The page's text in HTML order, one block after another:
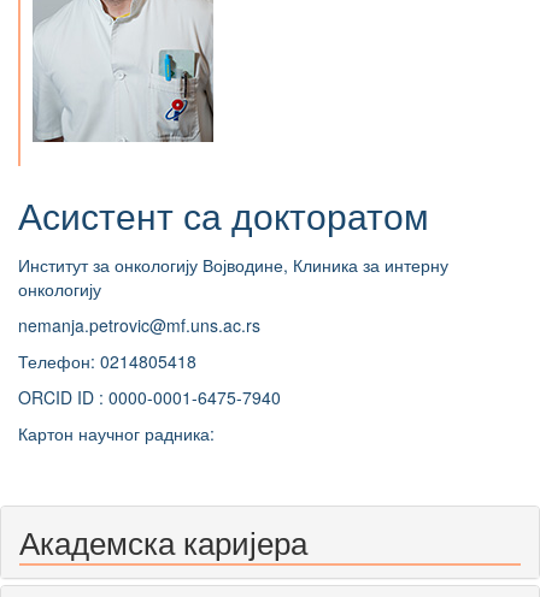
Асистент са докторатом
Институт за онкологију Војводине, Клиника за интерну
онкологију
nemanja.petrovic@mf.uns.ac.rs
Телефон: 0214805418
ORCID ID : 0000-0001-6475-7940
Картон научног радника:
Академска каријера